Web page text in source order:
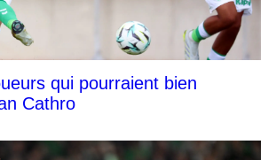
qui pourraient bien
Cathro